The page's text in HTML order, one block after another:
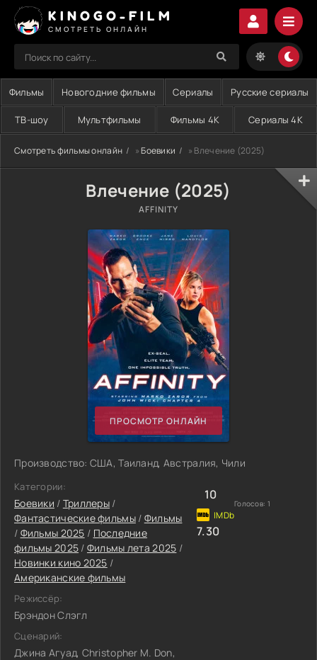
KINOGO-FILM
СМОТРЕТЬ ОНЛАЙН
Фильмы Новогодние фильмы Сериалы Русские сериалы
ТВ-шоу Мультфильмы Фильмы 4K Сериалы 4K
Смотреть фильмы онлайн »Боевики » Влечение (2025)
Влечение (2025)
AFFINITY
ПРОСМОТР ОНЛАЙН
Производство: США, Таиланд, Австралия, Чили
Категории:
Боевики / Триллеры /
Фантастические фильмы/ Фильмы
/ Фильмы 2025 / Последние
фильмы 2025 / Фильмы лета 2025 /
Новинки кино 2025 /
Американские фильмы
Режиссёр:
Брэндон Слэгл
Сценарий:
Джина Агуад, Christopher M. Don,
10
Голосов: 1
7.30